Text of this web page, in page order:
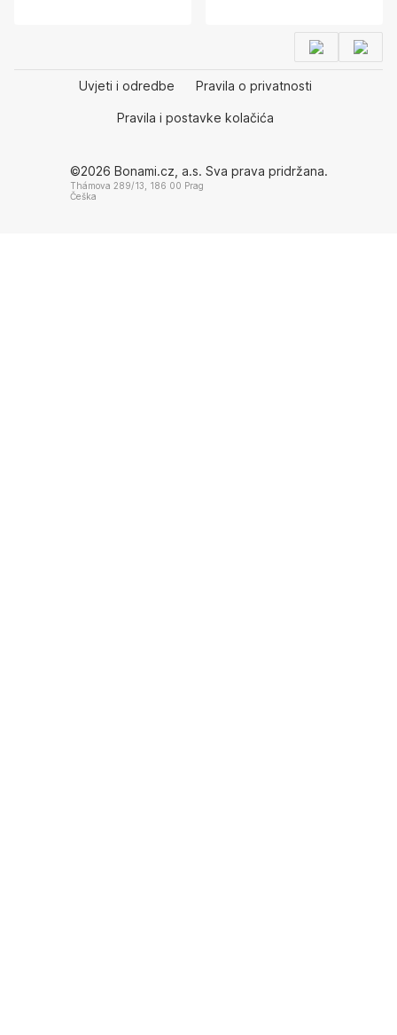
Uvjeti i odredbe Pravila o privatnosti
Pravila i postavke kolačića
©2026 Bonami.cz, a.s. Sva prava pridržana.
Thámova 289/13, 186 00 Prag
Češka